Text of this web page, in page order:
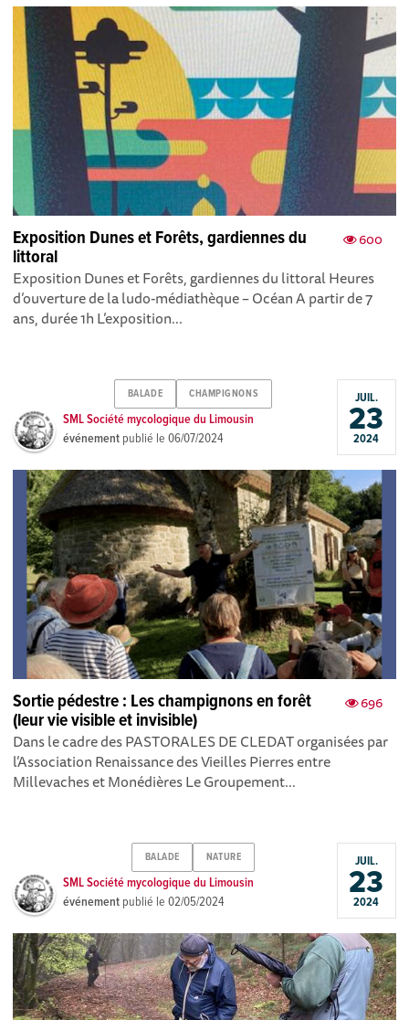
600
Exposition Dunes et Forêts, gardiennes du
littoral
Exposition Dunes et Forêts, gardiennes du littoral Heures
d’ouverture de la ludo-médiathèque – Océan A partir de 7
ans, durée 1h L’exposition...
BALADE CHAMPIGNONS
SML Société mycologique du Limousin
événement publié le06/07/2024
JUIL.
23
2024
696
Sortie pédestre : Les champignons en forêt
(leur vie visible et invisible)
Dans le cadre des PASTORALES DE CLEDAT organisées par
l’Association Renaissance des Vieilles Pierres entre
Millevaches et Monédières Le Groupement...
BALADE NATURE
SML Société mycologique du Limousin
événement publié le02/05/2024
JUIL.
23
2024